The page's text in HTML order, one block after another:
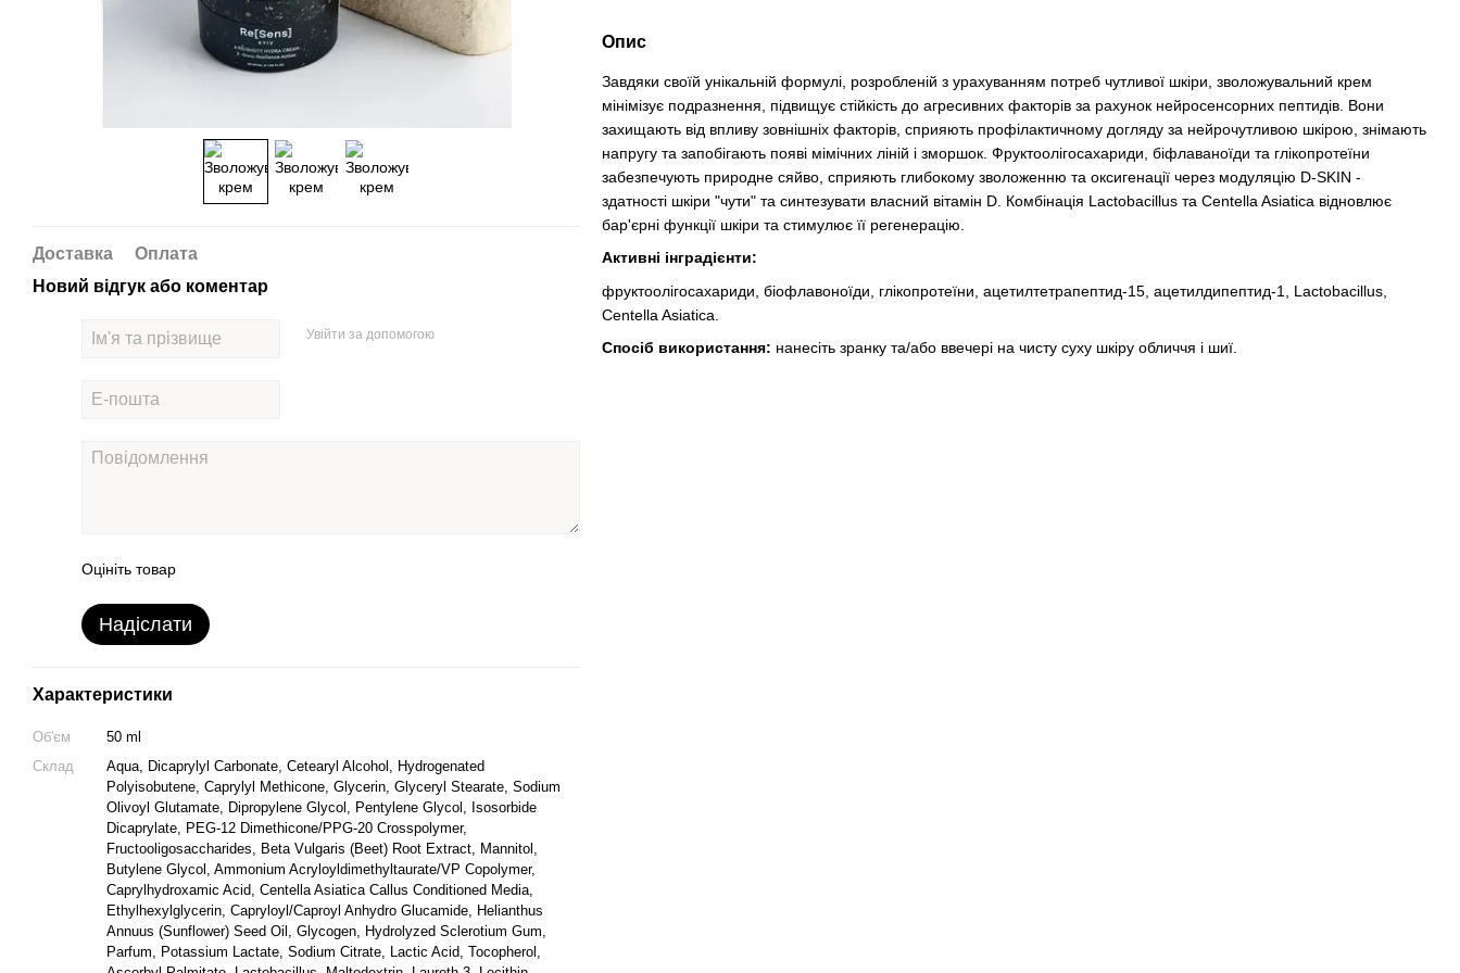
Доставка
Оплата
Новий відгук або коментар
Увійти за допомогою
Оцініть товар
Надіслати
Характеристики
Об'єм
50 ml
Склад
Aqua, Dicaprylyl Carbonate, Cetearyl Alcohol, Hydrogenated
Polyisobutene, Caprylyl Methicone, Glycerin, Glyceryl Stearate, Sodium
Olivoyl Glutamate, Dipropylene Glycol, Pentylene Glycol, Isosorbide
Dicaprylate, PEG-12 Dimethicone/PPG-20 Crosspolymer,
Fructooligosaccharides, Beta Vulgaris (Beet) Root Extract, Mannitol,
Butylene Glycol, Ammonium Acryloyldimethyltaurate/VP Copolymer,
Caprylhydroxamic Acid, Centella Asiatica Callus Conditioned Media,
Ethylhexylglycerin, Capryloyl/Caproyl Anhydro Glucamide, Helianthus
Annuus (Sunflower) Seed Oil, Glycogen, Hydrolyzed Sclerotium Gum,
Parfum, Potassium Lactate, Sodium Citrate, Lactic Acid, Tocopherol,
Опис
Завдяки своїй унікальній формулі, розробленій з урахуванням потреб чутливої шкіри, зволожувальний крем
мінімізує подразнення, підвищує стійкість до агресивних факторів за рахунок нейросенсорних пептидів. Вони
захищають від впливу зовнішніх факторів, сприяють профілактичному догляду за нейрочутливою шкірою, знімають
напругу та запобігають появі мімічних ліній і зморшок. Фруктоолігосахариди, біфлаваноїди та глікопротеїни
забезпечують природне сяйво, сприяють глибокому зволоженню та оксигенації через модуляцію D-SKIN -
здатності шкіри "чути" та синтезувати власний вітамін D. Комбінація Lactobacillus та Centella Asiatica відновлює
бар'єрні функції шкіри та стимулює її регенерацію.
Активні інградієнти:
фруктоолігосахариди, біофлавоноїди, глікопротеїни, ацетилтетрапептид-15, ацетилдипептид-1, Lactobacillus,
Centella Asiatica.
Спосіб використання: нанесіть зранку та/або ввечері на чисту суху шкіру обличчя і шиї.